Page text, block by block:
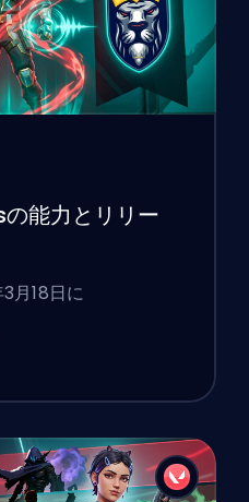
能力とリリー
月18日に